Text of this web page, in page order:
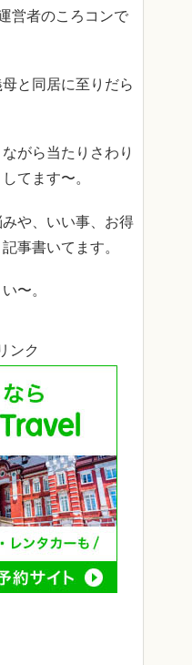
営者のころコンで
と同居に至りだら
がら当たりさわり
てます〜。
や、いい事、お得
事書いてます。
〜。
ンク